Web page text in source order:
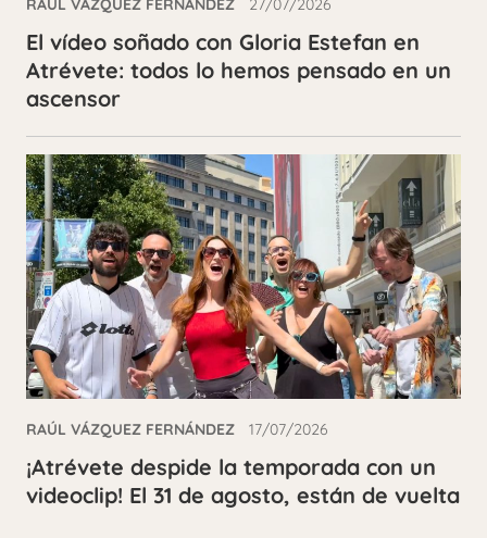
RAÚL VÁZQUEZ FERNÁNDEZ 27/07/2026
El vídeo soñado con Gloria Estefan en
Atrévete: todos lo hemos pensado en un
ascensor
RAÚL VÁZQUEZ FERNÁNDEZ 17/07/2026
¡Atrévete despide la temporada con un
videoclip! El 31 de agosto, están de vuelta